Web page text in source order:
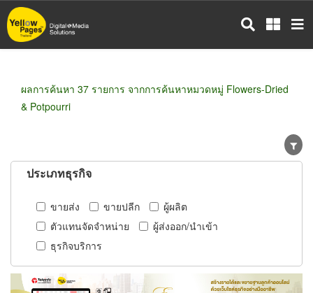
ข้าม
ไป
ผลการค้นหา 37 รายการ จากการค้นหาหมวดหมู่ Flowers-Dried
& Potpourri
ประเภทธุรกิจ
ขายส่ง ขายปลีก
ผู้ผลิต
ตัวแทนจัดจำหน่าย
ผู้ส่งออก/นำเข้า
ธุรกิจบริการ